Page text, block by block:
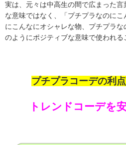
実は、元々は中高生の間で広まった
な意味ではなく、「プチプラなのに
にこんなにオシャレな物、プチプラ
のようにポジティブな意味で使われる
プチプラコーデの利
トレンドコーデを